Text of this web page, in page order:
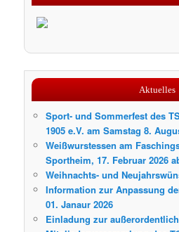
Aktuelles
Sport- und Sommerfest des
1905 e.V. am Samstag 8.
Weißwurstessen am
Sportheim, 17. Februar 2026
Weihnachts- und
Information zur Anpassung
01. Janaur 2026
Einladung zur